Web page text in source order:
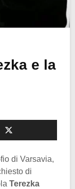
e la
di Varsavia,
di
Terezka